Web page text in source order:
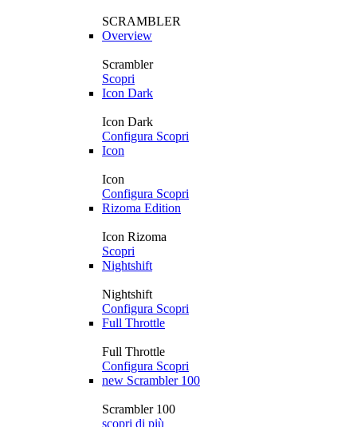
SCRAMBLER
Overview
Scrambler
Scopri
Icon Dark
Icon Dark
Configura Scopri
Icon
Icon
Configura Scopri
Rizoma Edition
Icon Rizoma
Scopri
Nightshift
Nightshift
Configura Scopri
Full Throttle
Full Throttle
Configura Scopri
new Scrambler 100
Scrambler 100
scopri di più